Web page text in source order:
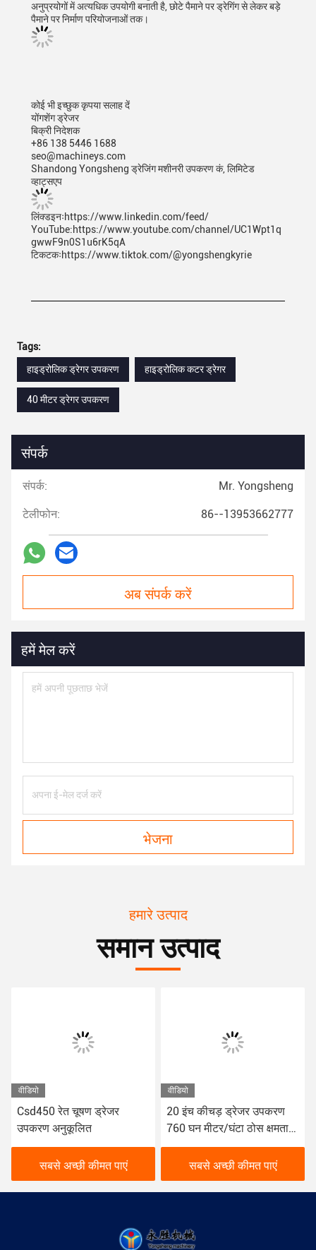
अनुप्रयोगों में अत्यधिक उपयोगी बनाती है, छोटे पैमाने पर ड्रेगिंग से लेकर बड़े
पैमाने पर निर्माण परियोजनाओं तक।
कोई भी इच्छुक कृपया सलाह दें
योंगशेंग ड्रेजर
बिक्री निदेशक
+86 138 5446 1688
seo@machineys.com
Shandong Yongsheng ड्रेजिंग मशीनरी उपकरण कं, लिमिटेड
व्हाट्सएप
लिंक्डइनःhttps://www.linkedin.com/feed/
YouTube:https://www.youtube.com/channel/UC1Wpt1q
gwwF9n0S1u6rK5qA
टिकटकःhttps://www.tiktok.com/@yongshengkyrie
Tags:
हाइड्रोलिक ड्रेगर उपकरण
हाइड्रोलिक कटर ड्रेगर
40 मीटर ड्रेगर उपकरण
संपर्क
संपर्क: Mr. Yongsheng
टेलीफोन: 86--13953662777
अब संपर्क करें
हमें मेल करें
भेजना
हमारे उत्पाद
समान उत्पाद
वीडियो
Csd450 रेत चूषण ड्रेजर
उपकरण अनुकूलित
सबसे अच्छी कीमत पाएं
वीडियो
20 इंच कीचड़ ड्रेजर उपकरण
760 घन मीटर/घंटा ठोस क्षमता
के साथ
सबसे अच्छी कीमत पाएं